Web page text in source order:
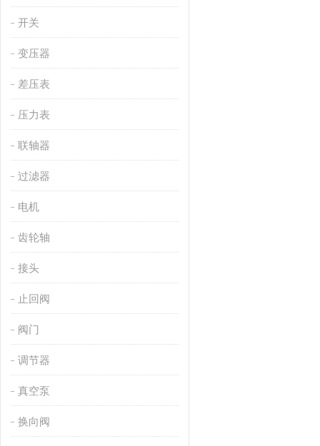
开关
变压器
差压表
压力表
联轴器
过滤器
电机
齿轮轴
接头
止回阀
阀门
调节器
真空泵
换向阀